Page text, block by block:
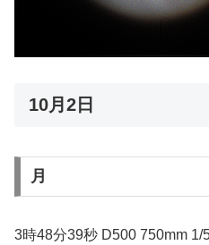
10月2日
月
3時48分39秒 D500 750mm 1/